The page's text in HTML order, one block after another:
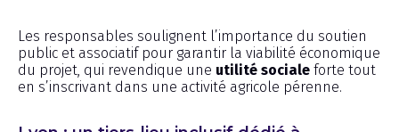
Les responsables soulignent l’importance du soutien
public et associatif pour garantir la viabilité économique
du projet, qui revendique une utilité sociale forte tout
en s’inscrivant dans une activité agricole pérenne.